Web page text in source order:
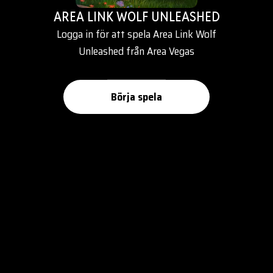
AREA LINK WOLF UNLEASHED
Logga in för att spela Area Link Wolf
Unleashed från Area Vegas
Börja spela